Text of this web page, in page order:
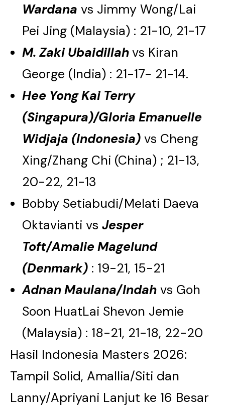
Wardana vs Jimmy Wong/Lai
Pei Jing (Malaysia) : 21-10, 21-17
M. Zaki Ubaidillahvs Kiran
George (India) : 21-17- 21-14.
Hee Yong Kai Terry
(Singapura)/Gloria Emanuelle
Widjaja (Indonesia) vs Cheng
Xing/Zhang Chi (China) ; 21-13,
20-22, 21-13
Bobby Setiabudi/Melati Daeva
Oktavianti vs Jesper
Toft/Amalie Magelund
(Denmark) : 19-21, 15-21
Adnan Maulana/Indah vs Goh
Soon HuatLai Shevon Jemie
(Malaysia) : 18-21, 21-18, 22-20
Hasil Indonesia Masters 2026:
Tampil Solid, Amallia/Siti dan
Lanny/Apriyani Lanjut ke 16 Besar